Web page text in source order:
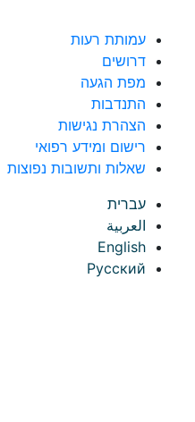
עמותת רעות
דרושים
מפת הגעה
התנדבות
הצהרת נגישות
רישום ומידע רפואי
שאלות ותשובות נפוצות
עברית
العربية
English
Русский